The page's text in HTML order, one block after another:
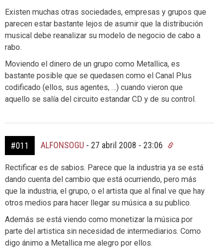
Existen muchas otras sociedades, empresas y grupos que
parecen estar bastante lejos de asumir que la distribución
musical debe reanalizar su modelo de negocio de cabo a
rabo.
Moviendo el dinero de un grupo como Metallica, es
bastante posible que se quedasen como el Canal Plus
codificado (ellos, sus agentes, …) cuando vieron que
aquello se salía del circuito estandar CD y de su control.
#011 ALFONSOGU - 27 abril 2008 - 23:06
Rectificar es de sabios. Parece que la industria ya se está
dando cuenta del cambio que está ocurriendo, pero más
que la industria, el grupo, o el artista que al final ve que hay
otros medios para hacer llegar su música a su publico.
Además se está viendo como monetizar la música por
parte del artistica sin necesidad de intermediarios. Como
digo ánimo a Metallica me alegro por ellos.